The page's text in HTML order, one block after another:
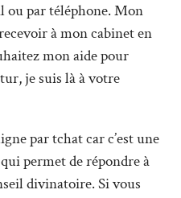
ou par téléphone. Mon
à mon cabinet en
mon aide pour
je suis là à votre
par tchat car c’est une
permet de répondre à
divinatoire. Si vous